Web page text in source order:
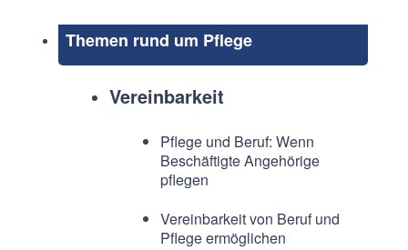
Themen rund um Pflege
Vereinbarkeit
Pflege und Beruf: Wenn
Beschäftigte Angehörige
pflegen
Vereinbarkeit von Beruf und
Pflege ermöglichen